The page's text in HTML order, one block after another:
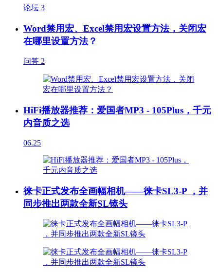
论坛 3
Word禁用宏、Excel禁用宏设置方法，关闭宏
在哪里设置方法？
问答 2
HiFi播放器推荐：爱国者MP3 - 105Plus，千元
内音质之选
06.25
徕卡正式发布全画幅相机——徕卡SL3-P ，并
同步推出两款全新SL镜头